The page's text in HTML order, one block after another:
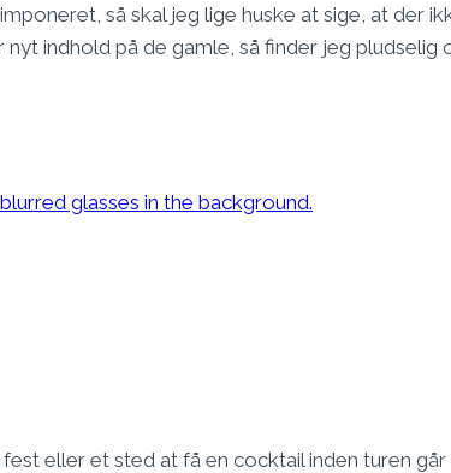
så skal jeg lige huske at sige, at der
indhold på de gamle, så finder jeg pludselig
eller et sted at få en cocktail inden turen